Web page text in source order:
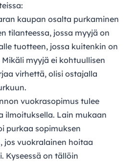
kaupan osalta purkaminen
tilanteessa, jossa myyjä on
tuotteen, jossa kuitenkin on
myyjä ei kohtuullisen
virhettä, olisi ostajalla
vuokrasopimus tulee
ilmoituksella. Lain mukaan
purkaa sopimuksen
jos vuokralainen hoitaa
Kyseessä on tällöin